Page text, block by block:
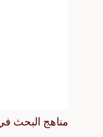
مناهج البحث